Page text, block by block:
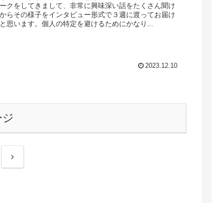
クをしてきまして、非常に興味深い話をたくさん聞け
らその様子をインタビュー形式で３週に渡ってお届け
思います。個人の特定を避けるためにかなり...
2023.12.10
次